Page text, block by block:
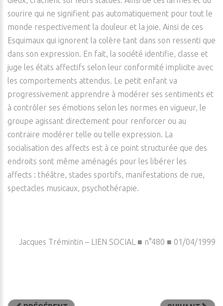
sourire qui ne signifient pas automatiquement pour tout le
monde respectivement la douleur et la joie. Ainsi de ces
Esquimaux qui ignorent la colère tant dans son ressenti que
dans son expression. En fait, la société identifie, classe et
juge les états affectifs selon leur conformité implicite avec
les comportements attendus. Le petit enfant va
progressivement apprendre à modérer ses sentiments et
à contrôler ses émotions selon les normes en vigueur, le
groupe agissant directement pour renforcer ou au
contraire modérer telle ou telle expression. La
socialisation des affects est à ce point structurée que des
endroits sont même aménagés pour les libérer les
affects : théâtre, stades sportifs, manifestations de rue,
spectacles musicaux, psychothérapie.
Jacques Trémintin – LIEN SOCIAL ■ n°480 ■ 01/04/1999